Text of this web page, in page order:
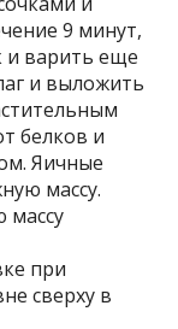
9 минут,
и варить еще
и выложить
белков и
Яичные
массу.
массу
при
сверху в